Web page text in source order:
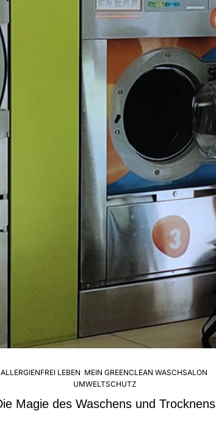
ALLERGIENFREI LEBEN MEIN GREENCLEAN WASCHSALON
UMWELTSCHUTZ
Magie des Waschens und Trocknens